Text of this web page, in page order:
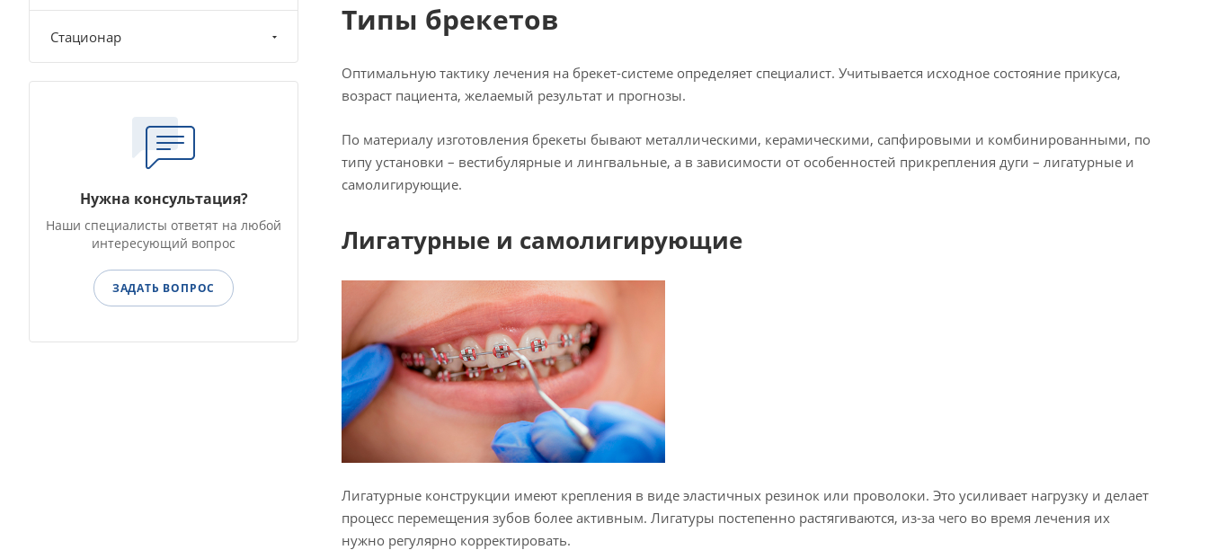
Типы брекетов
Оптимальную тактику лечения на брекет-системе определяет специалист. Учитывается исходное состояние прикуса,
возраст пациента, желаемый результат и прогнозы.
По материалу изготовления брекеты бывают металлическими, керамическими, сапфировыми и комбинированными, по
типу установки – вестибулярные и лингвальные, а в зависимости от особенностей прикрепления дуги – лигатурные и
самолигирующие.
Лигатурные и самолигирующие
Лигатурные конструкции имеют крепления в виде эластичных резинок или проволоки. Это усиливает нагрузку и делает
процесс перемещения зубов более активным. Лигатуры постепенно растягиваются, из-за чего во время лечения их
нужно регулярно корректировать.
Стационар
Нужна консультация?
Наши специалисты ответят на любой
интересующий вопрос
ЗАДАТЬ ВОПРОС